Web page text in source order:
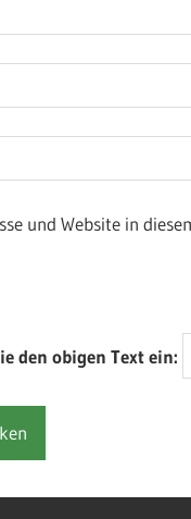
und Website in
den obigen Text ein: